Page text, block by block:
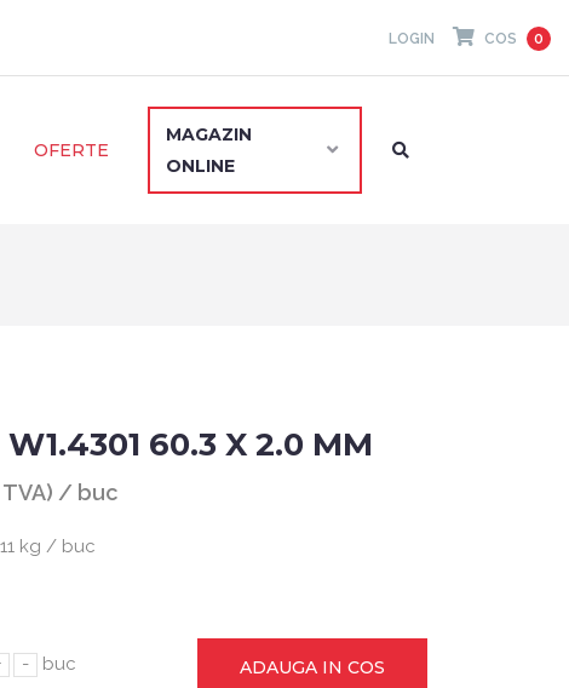
LOGIN COS 0
OFERTE
MAGAZIN
ONLINE
60.3 X 2.0 MM
TVA) / buc
kg / buc
- buc ADAUGA IN COS